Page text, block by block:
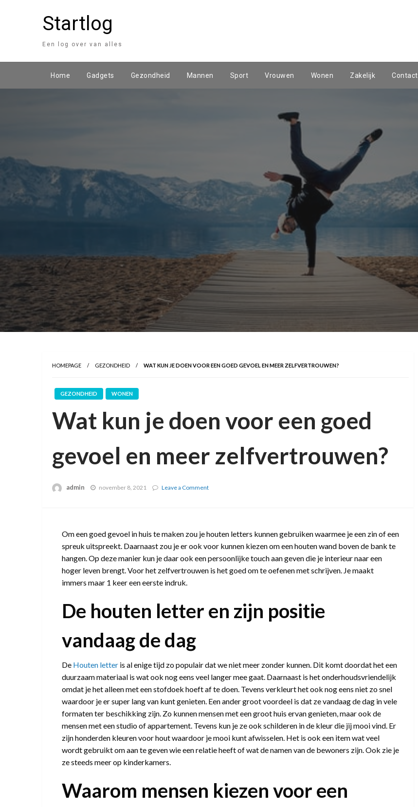
Startlog
Een log over van alles
Home Gadgets Gezondheid Mannen Sport Vrouwen Wonen Zakelijk Contact
HOMEPAGE GEZONDHEID WAT KUN JE DOEN VOOR EEN GOED GEVOEL EN MEER ZELFVERTROUWEN?
GEZONDHEID WONEN
Wat kun je doen voor een goed
gevoel en meer zelfvertrouwen?
admin november 8, 2021 Leave a Comment
voor
goed
gevoel
en
meer
Om een goed gevoel in huis te maken zou je houten letters kunnen gebruiken waarmee je een zin of een
spreuk uitspreekt. Daarnaast zou je er ook voor kunnen kiezen om een houten wand boven de bank te
hangen. Op deze manier kun je daar ook een persoonlijke touch aan geven die je interieur naar een
hoger leven brengt. Voor het zelfvertrouwen is het goed om te oefenen met schrijven. Je maakt
immers maar 1 keer een eerste indruk.
De houten letter en zijn positie
vandaag de dag
De Houten letter is al enige tijd zo populair dat we niet meer zonder kunnen. Dit komt doordat het een
duurzaam materiaal is wat ook nog eens veel langer mee gaat. Daarnaast is het onderhoudsvriendelijk
omdat je het alleen met een stofdoek hoeft af te doen. Tevens verkleurt het ook nog eens niet zo snel
waardoor je er super lang van kunt genieten. Een ander groot voordeel is dat ze vandaag de dag in vele
formaten ter beschikking zijn. Zo kunnen mensen met een groot huis ervan genieten, maar ook de
mensen met een studio of appartement. Tevens kun je ze ook schilderen in de kleur die jij mooi vind. Er
zijn honderden kleuren voor hout waardoor je mooi kunt afwisselen. Het is ook een item wat veel
wordt gebruikt om aan te geven wie een relatie heeft of wat de namen van de bewoners zijn. Ook zie je
ze steeds meer op kinderkamers.
Waarom mensen kiezen voor een